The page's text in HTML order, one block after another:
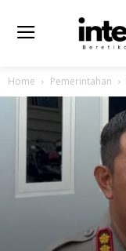
Home Pemerintahan